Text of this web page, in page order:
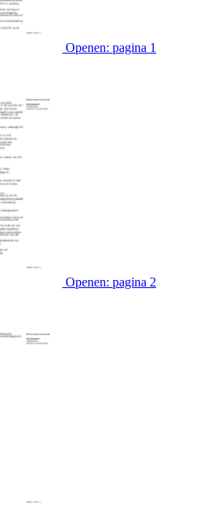
Openen: pagina 1
Openen: pagina 2